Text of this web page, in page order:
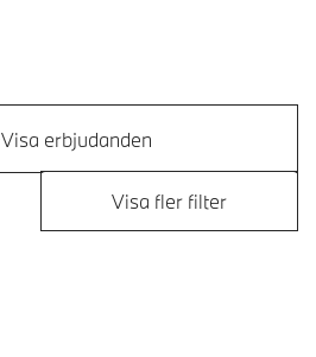
Visa erbjudanden
Visa fler filter